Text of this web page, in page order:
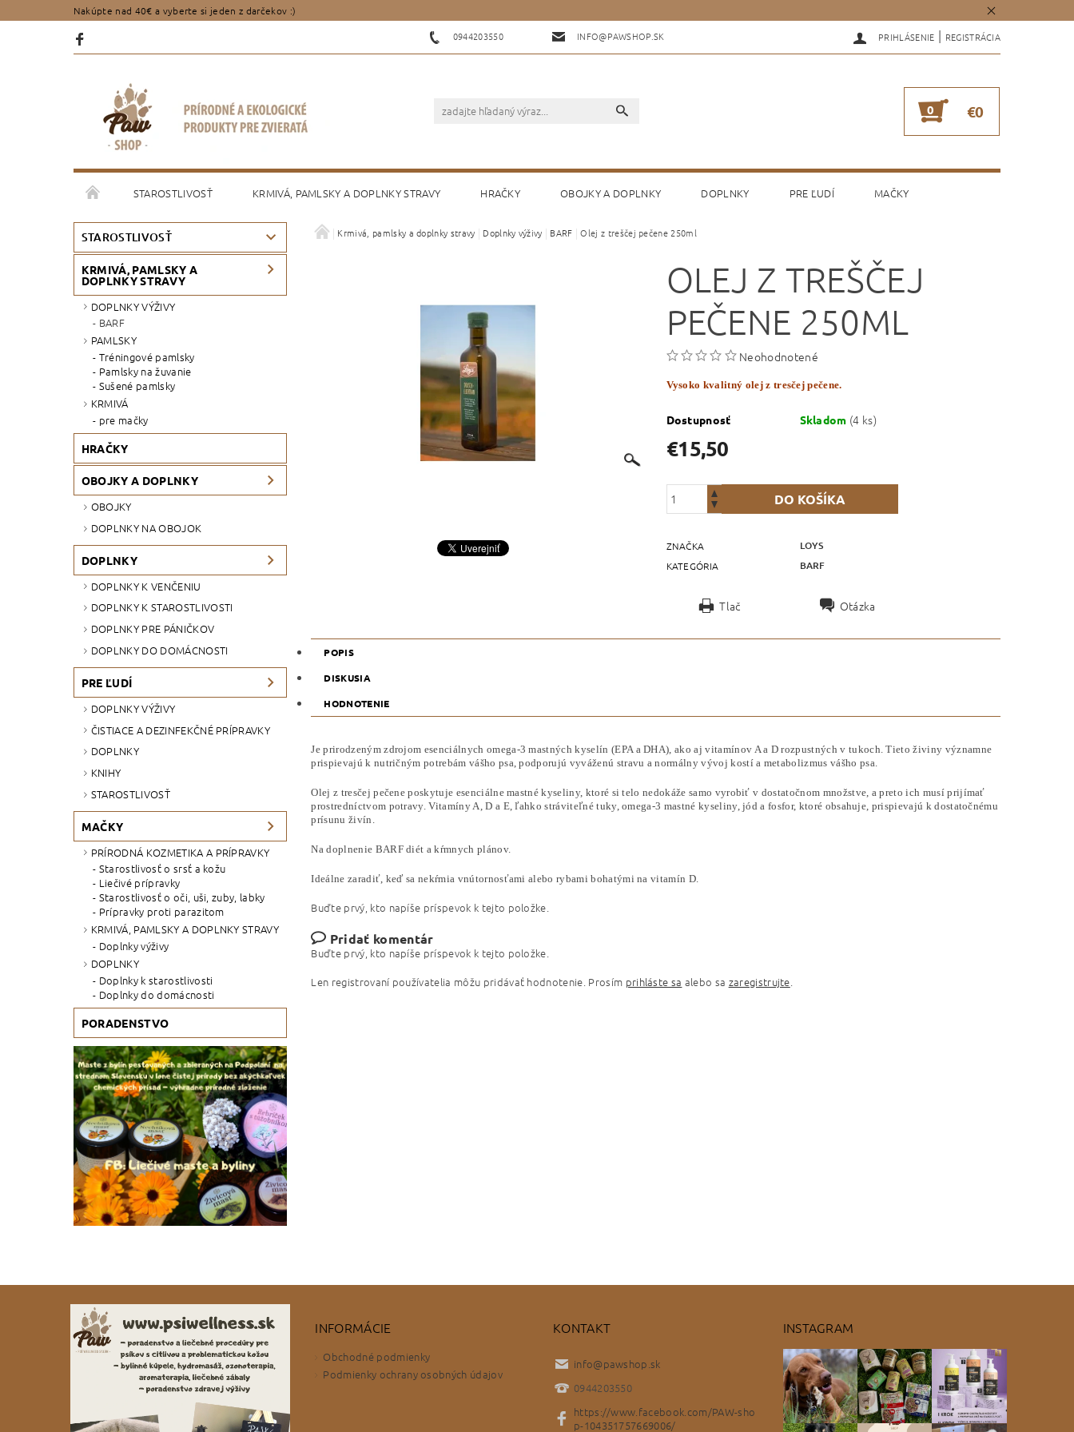
Nakúpte nad 40€ a vyberte si jeden z darčekov :)
0944203550 INFO@PAWSHOP.SK PRIHLÁSENIE | REGISTRÁCIA
0 €0
STAROSTLIVOSŤ KRMIVÁ, PAMLSKY A DOPLNKY STRAVY HRAČKY OBOJKY A DOPLNKY DOPLNKY PRE ĽUDÍ MAČKY
PORADENSTVO OBCHODNÉ PODMIENKY KONTAKTY HODNOTENIE OBCHODU
STAROSTLIVOSŤ
KRMIVÁ, PAMLSKY A
DOPLNKY STRAVY
DOPLNKY VÝŽIVY
BARF
PAMLSKY
Tréningové pamlsky
Pamlsky na žuvanie
Sušené pamlsky
KRMIVÁ
pre mačky
HRAČKY
OBOJKY A DOPLNKY
OBOJKY
DOPLNKY NA OBOJOK
DOPLNKY
DOPLNKY K VENČENIU
DOPLNKY K STAROSTLIVOSTI
DOPLNKY PRE PÁNIČKOV
DOPLNKY DO DOMÁCNOSTI
PRE ĽUDÍ
DOPLNKY VÝŽIVY
ČISTIACE A DEZINFEKČNÉ PRÍPRAVKY
DOPLNKY
KNIHY
STAROSTLIVOSŤ
MAČKY
PRÍRODNÁ KOZMETIKA A PRÍPRAVKY
Starostlivosť o srsť a kožu
Liečivé prípravky
Starostlivosť o oči, uši, zuby, labky
Prípravky proti parazitom
KRMIVÁ, PAMLSKY A DOPLNKY STRAVY
Doplnky výživy
DOPLNKY
Doplnky k starostlivosti
Doplnky do domácnosti
PORADENSTVO
Krmivá, pamlsky a doplnky stravy Doplnky výživy BARF Olej z treščej pečene 250ml
OLEJ Z TREŠČEJ
PEČENE 250ML
Neohodnotené
Vysoko kvalitný olej z tresčej pečene.
Dostupnosť Skladom (4 ks)
€15,50
ZNAČKA LOYS
KATEGÓRIA BARF
Tlač Otázka
POPIS
DISKUSIA
HODNOTENIE
Je prirodzeným zdrojom esenciálnych omega-3 mastných kyselín (EPA a DHA), ako aj vitamínov A a D rozpustných v tukoch. Tieto živiny významne
prispievajú k nutričným potrebám vášho psa, podporujú vyváženú stravu a normálny vývoj kostí a metabolizmus vášho psa.
Olej z tresčej pečene poskytuje esenciálne mastné kyseliny, ktoré si telo nedokáže samo vyrobiť v dostatočnom množstve, a preto ich musí prijímať
prostredníctvom potravy. Vitamíny A, D a E, ľahko stráviteľné tuky, omega-3 mastné kyseliny, jód a fosfor, ktoré obsahuje, prispievajú k dostatočnému
prísunu živín.
Na doplnenie BARF diét a kŕmnych plánov.
Ideálne zaradiť, keď sa nekŕmia vnútornosťami alebo rybami bohatými na vitamín D.
Buďte prvý, kto napíše príspevok k tejto položke.
Pridať komentár
Buďte prvý, kto napíše príspevok k tejto položke.
Len registrovaní používatelia môžu pridávať hodnotenie. Prosím prihláste sa alebo sa zaregistrujte
INFORMÁCIE
Obchodné podmienky
Podmienky ochrany osobných údajov
KONTAKT
info@pawshop.sk
0944203550
https://www.facebook.com/PAW-sho
p-104351757669006/
INSTAGRAM